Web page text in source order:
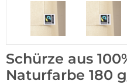
Schürze aus
Naturfarbe 180